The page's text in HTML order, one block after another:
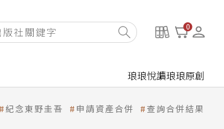
0
琅琅悅讀琅琅原創
紀念東野圭吾 申請資產合併 查詢合併結果